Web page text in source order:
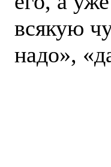
всякую
надо»,